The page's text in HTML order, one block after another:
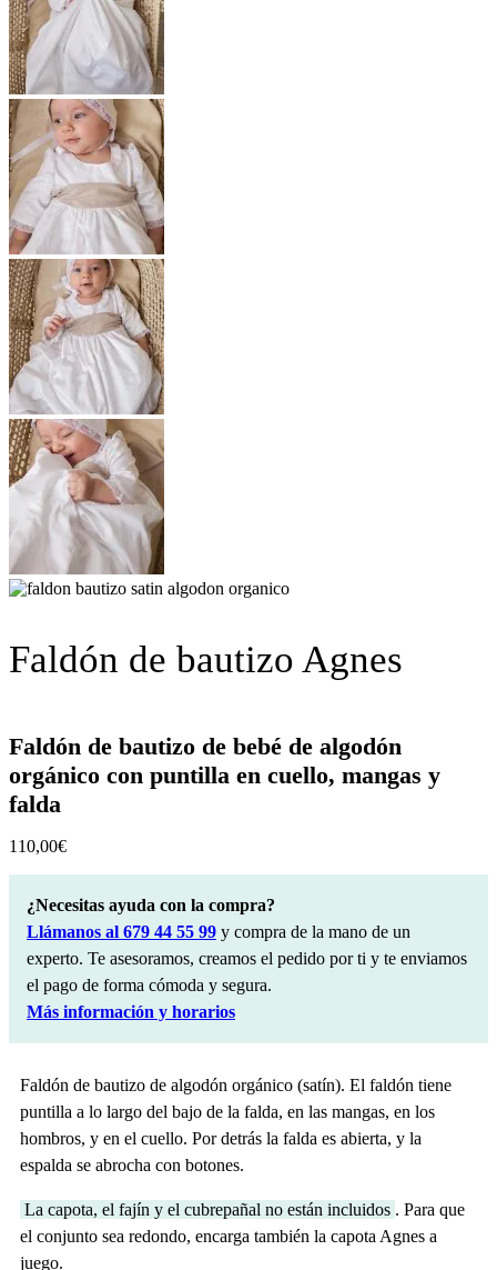
Faldón de bautizo Agnes
Faldón de bautizo de bebé de algodón
orgánico con puntilla en cuello, mangas y
falda
110,00€
¿Necesitas ayuda con la compra?
Llámanos al 679 44 55 99 y compra de la mano de un
experto. Te asesoramos, creamos el pedido por ti y te enviamos
el pago de forma cómoda y segura.
Más información y horarios
Faldón de bautizo de algodón orgánico (satín). El faldón tiene
puntilla a lo largo del bajo de la falda, en las mangas, en los
hombros, y en el cuello. Por detrás la falda es abierta, y la
espalda se abrocha con botones.
La capota, el fajín y el cubrepañal no están incluidos . Para que
el conjunto sea redondo, encarga también la capota Agnes a
juego.